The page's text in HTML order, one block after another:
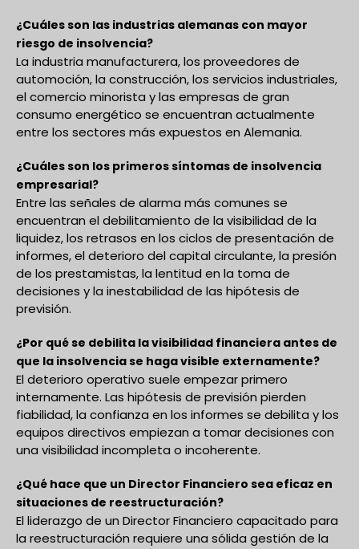
¿Cuáles son las industrias alemanas con mayor
riesgo de insolvencia?
La industria manufacturera, los proveedores de
automoción, la construcción, los servicios industriales,
el comercio minorista y las empresas de gran
consumo energético se encuentran actualmente
entre los sectores más expuestos en Alemania.
¿Cuáles son los primeros síntomas de insolvencia
empresarial?
Entre las señales de alarma más comunes se
encuentran el debilitamiento de la visibilidad de la
liquidez, los retrasos en los ciclos de presentación de
informes, el deterioro del capital circulante, la presión
de los prestamistas, la lentitud en la toma de
decisiones y la inestabilidad de las hipótesis de
previsión.
¿Por qué se debilita la visibilidad financiera antes de
que la insolvencia se haga visible externamente?
El deterioro operativo suele empezar primero
internamente. Las hipótesis de previsión pierden
fiabilidad, la confianza en los informes se debilita y los
equipos directivos empiezan a tomar decisiones con
una visibilidad incompleta o incoherente.
¿Qué hace que un Director Financiero sea eficaz en
situaciones de reestructuración?
El liderazgo de un Director Financiero capacitado para
la reestructuración requiere una sólida gestión de la